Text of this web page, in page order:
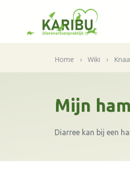
Home › Wiki ›
Mijn
Diarree kan bij een